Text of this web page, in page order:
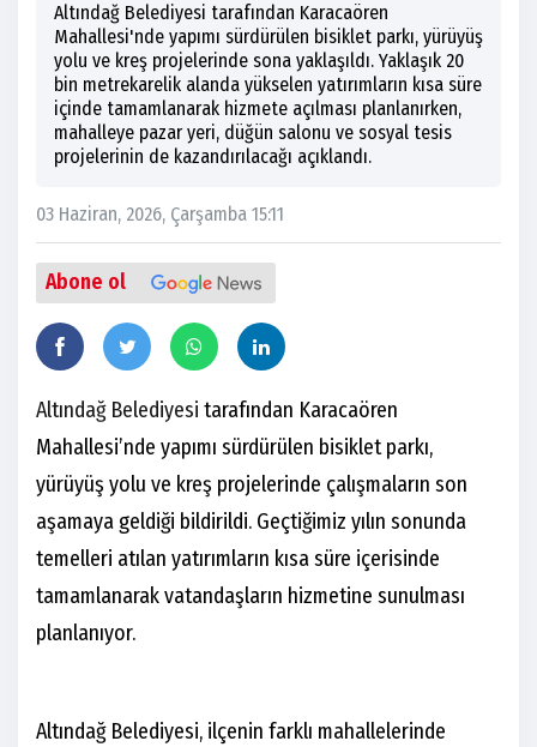
Altındağ Belediyesi tarafından Karacaören
Mahallesi'nde yapımı sürdürülen bisiklet parkı, yürüyüş
yolu ve kreş projelerinde sona yaklaşıldı. Yaklaşık 20
bin metrekarelik alanda yükselen yatırımların kısa süre
içinde tamamlanarak hizmete açılması planlanırken,
mahalleye pazar yeri, düğün salonu ve sosyal tesis
projelerinin de kazandırılacağı açıklandı.
03 Haziran, 2026, Çarşamba 15:11
Abone ol
Altındağ Belediyesi tarafından Karacaören
Mahallesi’nde yapımı sürdürülen bisiklet parkı,
yürüyüş yolu ve kreş projelerinde çalışmaların son
aşamaya geldiği bildirildi. Geçtiğimiz yılın sonunda
temelleri atılan yatırımların kısa süre içerisinde
tamamlanarak vatandaşların hizmetine sunulması
planlanıyor.
Altındağ Belediyesi, ilçenin farklı mahallelerinde